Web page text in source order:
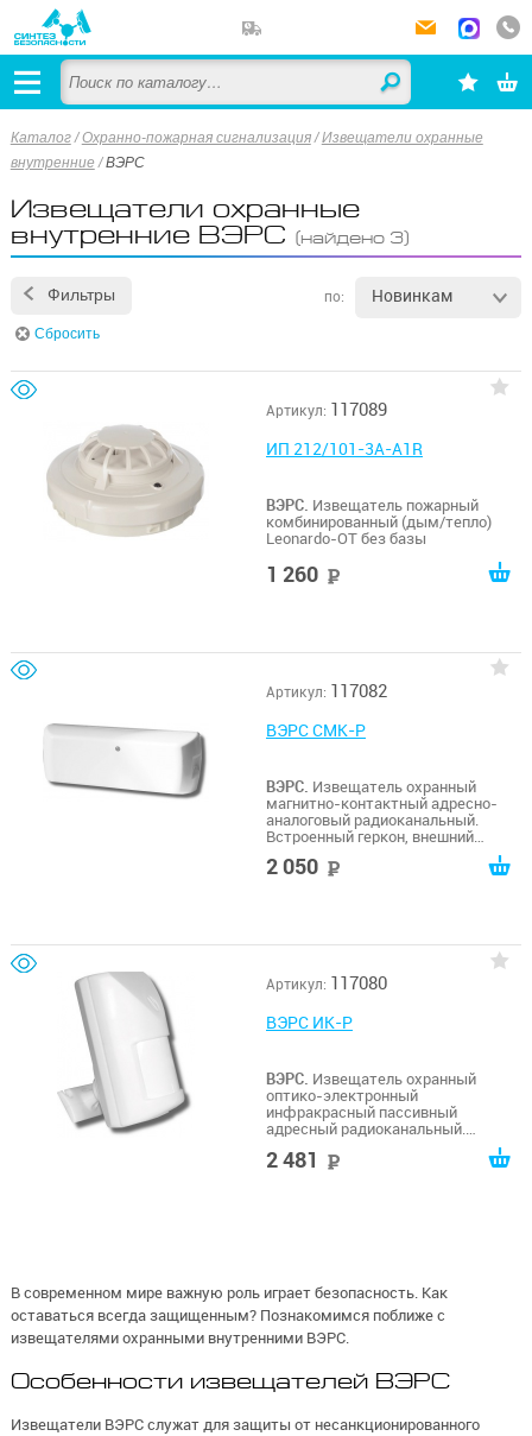
Каталог /Охранно-пожарная сигнализация /Извещатели охранные
внутренние /ВЭРС
Извещатели охранные
внутренние ВЭРС (найдено 3)
Фильтры по: Новинкам
Сбросить
Артикул: 117089
ИП 212/101-3А-A1R
ВЭРС. Извещатель пожарный
комбинированный (дым/тепло)
Leonardo-ОТ без базы
1 260
Артикул: 117082
ВЭРС СМК-Р
ВЭРС. Извещатель охранный
магнитно-контактный адресно-
аналоговый радиоканальный.
Встроенный геркон, внешний
батареи.
2 050
Артикул: 117080
ВЭРС ИК-Р
ВЭРС. Извещатель охранный
оптико-электронный
инфракрасный пассивный
адресный радиоканальный.
м. Основная и резервная батареи,
2 481
В современном мире важную роль играет безопасность. Как
оставаться всегда защищенным? Познакомимся поближе с
извещателями охранными внутренними ВЭРС.
Особенности извещателей ВЭРС
Извещатели ВЭРС служат для защиты от несанкционированного